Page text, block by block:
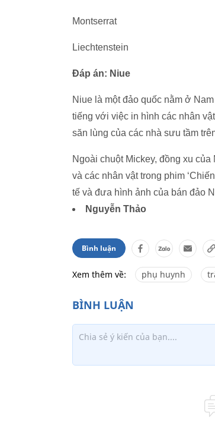
Montserrat
Liechtenstein
Đáp án: Niue
Niue là một đảo quốc nằm ở
tiếng với việc in hình các nhân
săn lùng của các nhà sưu tầm
Ngoài chuột Mickey, đồng xu
và các nhân vật trong phim
tế và đưa hình ảnh của bán đảo
Nguyễn Thảo
Bình luận
Xem thêm về: phụ huynh